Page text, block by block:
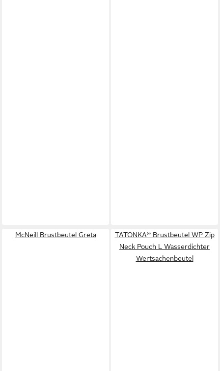
McNeill Brustbeutel Greta
TATONKA® Brustbeutel WP Zip
Neck Pouch L Wasserdichter
Wertsachenbeutel